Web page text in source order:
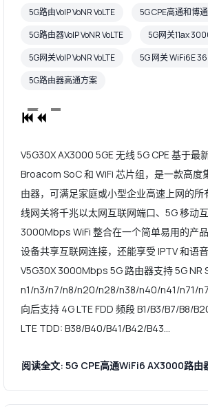
5G路由VoIP VoNR VoLTE
5G CPE高通和博
5G路由器VoIP VoNR VoLTE
5G网关11ax
5G网关VoIP VoNR VoLTE
5G 网关 WiFi6E
5G路由器高通方案
V5G30X AX3000 5GE 无线 5G CPE 基于最
Broacom SoC 和 WiFi 芯片组，是一款高度
由器，可满足家庭或小型企业高速上网的所
线网关将千兆以太网互联网端口、5G 移动
3000Mbps WiFi 整合在一个简单易用的产
设备共享互联网连接，还能享受 IPTV 和语音
V5G30X 3000Mbps 5G 路由器支持 5G NR
n1/n3/n7/n8/n20/n28/n38/n40/n41/n71/
向后支持 4G LTE FDD 频段 B1/B3/B7/B8/
LTE TDD: B38/B40/B41/B42/B43...
阅读全文: 5G CPE高通WiFi6 AX3000路由